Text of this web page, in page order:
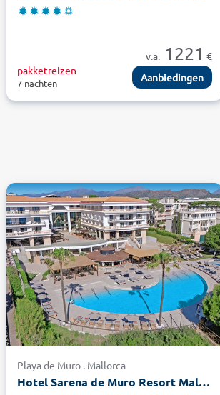
v.a. 1221 €
pakketreizen
7 nachten Aanbiedingen
Playa de Muro . Mallorca
Hotel Sarena de Muro Resort Mallorca by Hyatt